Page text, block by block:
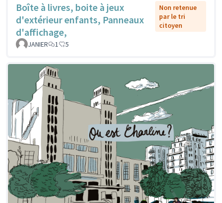
Boîte à livres, boite à jeux
d'extérieur enfants, Panneaux
d'affichage,
Non retenue
par le tri
citoyen
JANIER 1 5